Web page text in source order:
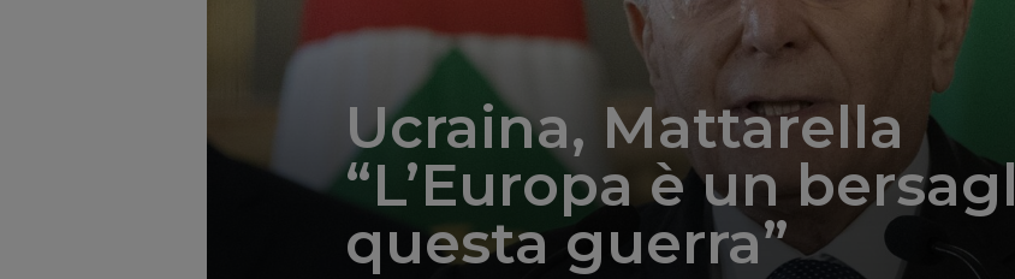
Ucraina, Mattarella
“L’Europa è un
questa guerra”